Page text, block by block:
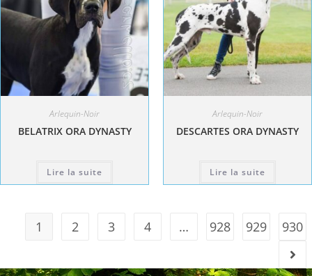
Arlequin-Noir
BELATRIX ORA DYNASTY
Lire la suite
Arlequin-Noir
DESCARTES ORA DYNASTY
Lire la suite
1 2 3 4 … 928 929 930